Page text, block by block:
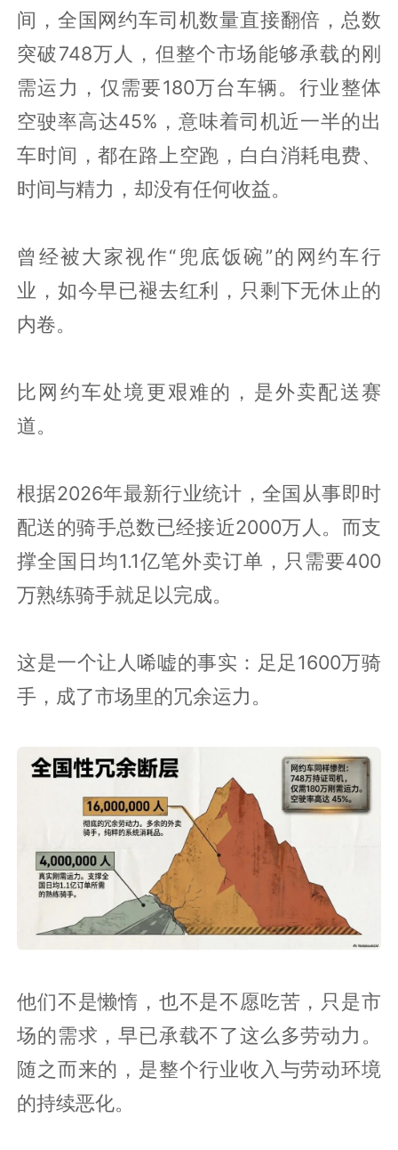
间，全国网约车司机数量直接翻倍，总数
突破748万人，但整个市场能够承载的刚
需运力，仅需要180万台车辆。行业整体
空驶率高达45%，意味着司机近一半的出
车时间，都在路上空跑，白白消耗电费、
时间与精力，却没有任何收益。
曾经被大家视作“兜底饭碗”的网约车行
业，如今早已褪去红利，只剩下无休止的
内卷。
比网约车处境更艰难的，是外卖配送赛
道。
根据2026年最新行业统计，全国从事即时
配送的骑手总数已经接近2000万人。而支
撑全国日均1.1亿笔外卖订单，只需要400
万熟练骑手就足以完成。
这是一个让人唏嘘的事实：足足1600万骑
手，成了市场里的冗余运力。
他们不是懒惰，也不是不愿吃苦，只是市
场的需求，早已承载不了这么多劳动力。
随之而来的，是整个行业收入与劳动环境
的持续恶化。